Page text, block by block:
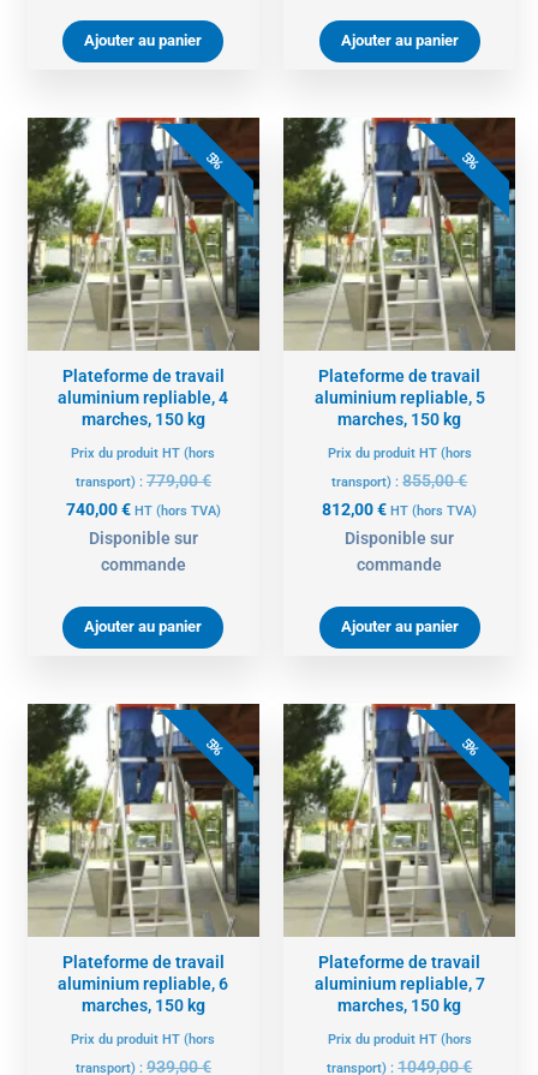
Ajouter au panier Ajouter au panier
5%
Plateforme de travail
aluminium repliable, 4
marches, 150 kg
Prix du produit HT (hors
transport) : 779,00€
prix
initial
était :
779,00 €.
740,00€
Le
prix
actuel
est :
740,00 €.
HT (hors TVA)
Disponible sur
commande
Ajouter au panier
5%
Plateforme de travail
aluminium repliable, 5
marches, 150 kg
Prix du produit HT (hors
transport) :855,00€
prix
initial
était :
855,00 €.
812,00€
Le
prix
actuel
est :
812,00 €.
HT (hors TVA)
Disponible sur
commande
Ajouter au panier
5%
Plateforme de travail
aluminium repliable, 6
marches, 150 kg
Prix du produit HT (hors
transport) : 939,00€
prix
initial
était :
939,00 €.
Le
prix
actuel
est :
892,00 €.
5%
Plateforme de travail
aluminium repliable, 7
marches, 150 kg
Prix du produit HT (hors
transport) :1049,00€
prix
initial
était :
1049,00
Le
prix
actuel
est :
996,00 €.